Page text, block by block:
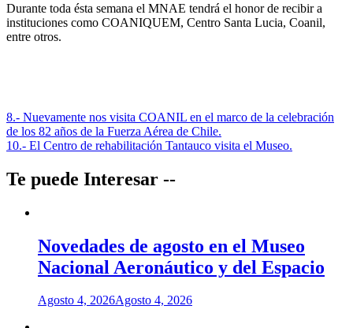
Durante toda ésta semana el MNAE tendrá el honor de recibir a
instituciones como COANIQUEM, Centro Santa Lucia, Coanil,
entre otros.
Navegación
de
8.- Nuevamente nos visita COANIL en el marco de la celebración
de los 82 años de la Fuerza Aérea de Chile.
10.- El Centro de rehabilitación Tantauco visita el Museo.
Te puede Interesar --
Novedades de agosto en el Museo
Nacional Aeronáutico y del Espacio
Agosto 4, 2026Agosto 4, 2026